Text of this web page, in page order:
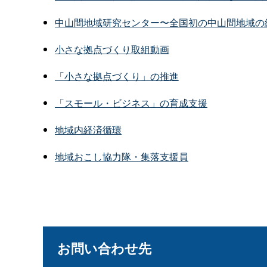
中山間地域研究センター〜全国初の中山間地域
小さな拠点づくり取組動画
「小さな拠点づくり」の推進
「スモール・ビジネス」の育成支援
地域内経済循環
地域おこし協力隊・集落支援員
お問い合わせ先